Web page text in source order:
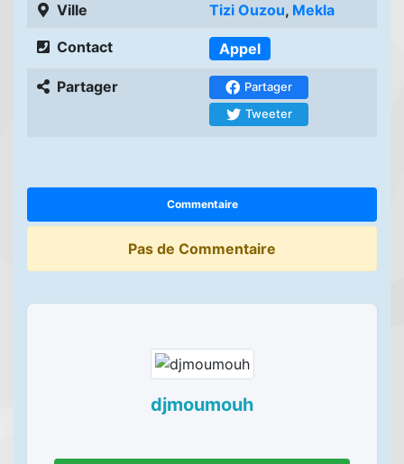
Ville Tizi Ouzou, Mekla
Contact Appel
Partager
Partager
Tweeter
Commentaire
Pas de Commentaire
djmoumouh